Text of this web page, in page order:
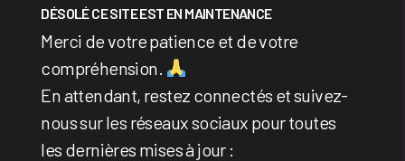
DÉSOLÉ CE SITE EST EN MAINTENANCE
Merci de votre patience et de votre
compréhension.
En attendant, restez connectés et suivez-
nous sur les réseaux sociaux pour toutes
les dernières mises à jour :